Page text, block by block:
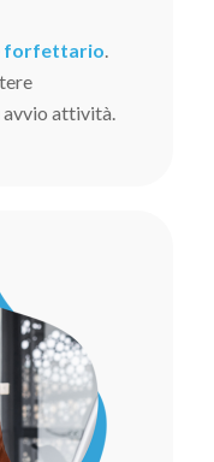
forfettario
attività.